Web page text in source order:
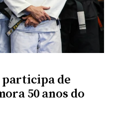
de
50 anos do